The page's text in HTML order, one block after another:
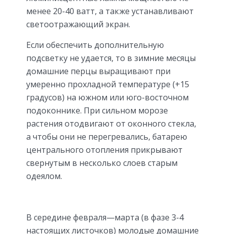
менее 20-40 ватт, а также устанавливают
светоотражающий экран.
Если обеспечить дополнительную
подсветку не удается, то в зимние месяцы
домашние перцы выращивают при
умеренно прохладной температуре (+15
градусов) на южном или юго-восточном
подоконнике. При сильном морозе
растения отодвигают от оконного стекла,
а чтобы они не перегревались, батарею
центрального отопления прикрывают
свернутым в несколько слоев старым
одеялом.
В середине февраля—марта (в фазе 3-4
настоящих листочков) молодые домашние